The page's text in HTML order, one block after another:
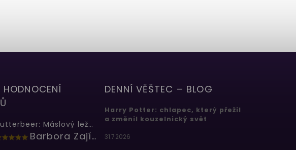
HODNOCENÍ
Butterbeer: Máslový ležák
Barbora Zajícová
DENNÍ VĚŠTEC – BLOG
Harry Potter: chlapec, který přežil
a změnil kouzelnický svět
31.7.2026